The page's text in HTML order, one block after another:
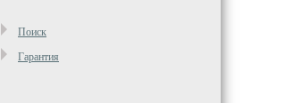
Поиск
Гарантия